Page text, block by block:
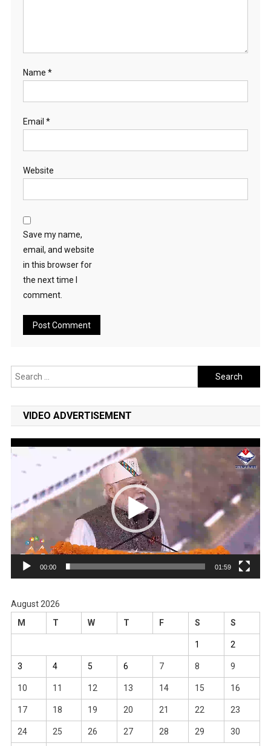
Name *
Email *
Website
Save my name,
email, and website
in this browser for
the next time I
comment.
Search
for:
VIDEO ADVERTISEMENT
Video
00:00 01:59
August 2026
M
T W T F S S
1 2
3 4 5 6 7 8 9
10 11 12 13 14 15 16
17 18 19 20 21 22 23
24 25 26 27 28 29 30